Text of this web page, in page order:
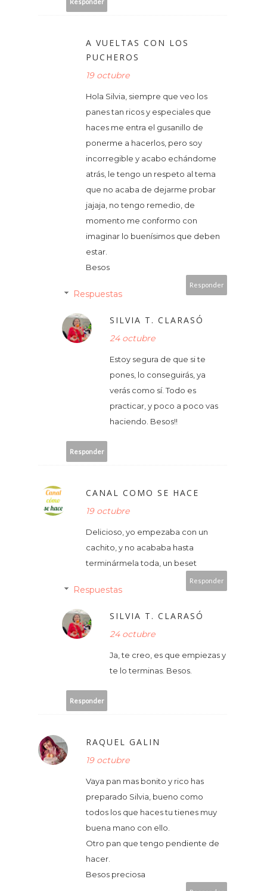
A VUELTAS CON LOS
PUCHEROS
19 octubre
Hola Silvia, siempre que veo los
panes tan ricos y especiales que
haces me entra el gusanillo de
ponerme a hacerlos, pero soy
incorregible y acabo echándome
atrás, le tengo un respeto al tema
que no acaba de dejarme probar
jajaja, no tengo remedio, de
momento me conformo con
imaginar lo buenísimos que deben
estar.
Besos
Responder
Respuestas
SILVIA T. CLARASÓ
24 octubre
Estoy segura de que si te
pones, lo conseguirás, ya
verás como sí. Todo es
practicar, y poco a poco vas
haciendo. Besos!!
Responder
CANAL COMO SE HACE
19 octubre
Delicioso, yo empezaba con un
cachito, y no acababa hasta
terminármela toda, un beset
Responder
Respuestas
SILVIA T. CLARASÓ
24 octubre
Ja, te creo, es que empiezas y
te lo terminas. Besos.
Responder
RAQUEL GALIN
19 octubre
Vaya pan mas bonito y rico has
preparado Silvia, bueno como
todos los que haces tu tienes muy
buena mano con ello.
Otro pan que tengo pendiente de
hacer.
Besos preciosa